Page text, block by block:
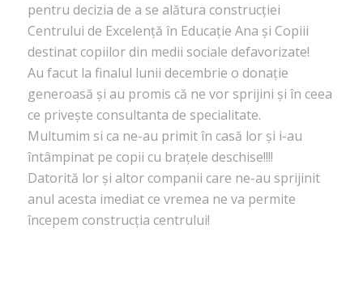
pentru decizia de a se alătura construcției
Centrului de Excelență în Educație Ana și Copiii
destinat copiilor din medii sociale defavorizate!
Au facut la finalul lunii decembrie o donație
generoasă și au promis că ne vor sprijini și în ceea
ce privește consultanta de specialitate.
Multumim si ca ne-au primit în casă lor și i-au
întâmpinat pe copii cu brațele deschise!!!!
Datorită lor și altor companii care ne-au sprijinit
anul acesta imediat ce vremea ne va permite
începem construcția centrului!